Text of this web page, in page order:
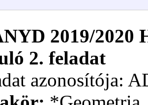
2019/2020
2. feladat
azonosítója: